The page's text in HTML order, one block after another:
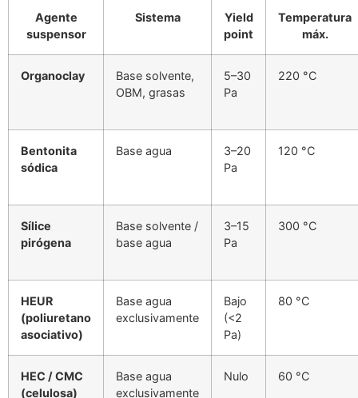
Agente
suspensor
Sistema
Yield
point
Temperatura
máx.
Organoclay
Base solvente,
OBM, grasas
5–30
Pa
220 °C
Bentonita
sódica
Base agua
3–20
Pa
120 °C
Sílice
pirógena
Base solvente /
base agua
3–15
Pa
300 °C
HEUR
(poliuretano
asociativo)
Base agua
exclusivamente
Bajo
(<2
Pa)
80 °C
HEC / CMC
(celulosa)
Base agua
exclusivamente
Nulo 60 °C